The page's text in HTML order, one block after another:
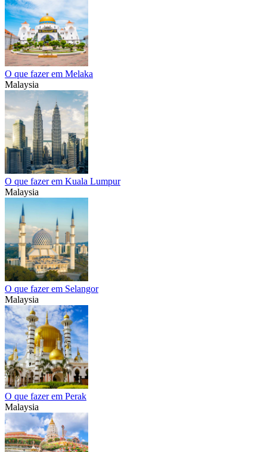
O que fazer em Melaka
Malaysia
O que fazer em Kuala Lumpur
Malaysia
O que fazer em Selangor
Malaysia
O que fazer em Perak
Malaysia